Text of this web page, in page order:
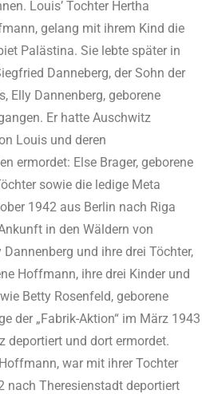
Louis’ Tochter Hertha
gelang mit ihrem Kind die
Palästina. Sie lebte später in
Danneberg, der Sohn der
Elly Dannenberg, geborene
Er hatte Auschwitz
Louis und deren
ermordet: Else Brager, geborene
sowie die ledige Meta
1942 aus Berlin nach Riga
in den Wäldern von
und ihre drei Töchter,
Hoffmann, ihre drei Kinder und
Betty Rosenfeld, geborene
der „Fabrik-Aktion“ im März 1943
deportiert und dort ermordet.
war mit ihrer Tochter
nach Theresienstadt deportiert